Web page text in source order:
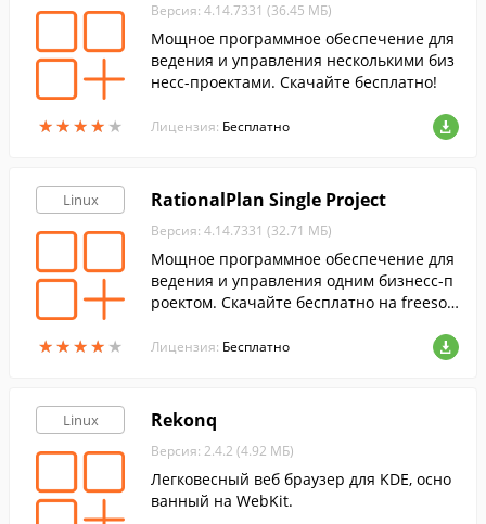
★★★★ ★
★★★★ ★
Версия: 4.14.7331 (36.45 МБ)
Мощное программное обеспечение для
ведения и управления несколькими биз
несс-проектами. Скачайте бесплатно!
Лицензия: Бесплатно
Linux
★★★★ ★
★★★★ ★
RationalPlan Single Project
Версия: 4.14.7331 (32.71 МБ)
Мощное программное обеспечение для
ведения и управления одним бизнесс-п
роектом. Скачайте бесплатно на freesof
Лицензия: Бесплатно
Linux Rekonq
Версия: 2.4.2 (4.92 МБ)
Легковесный веб браузер для KDE, осно
ванный на WebKit.